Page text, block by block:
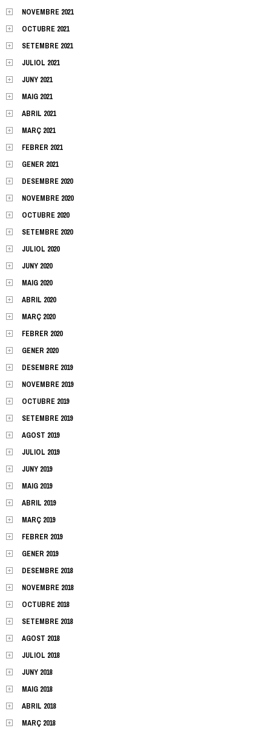
NOVEMBRE 2021
OCTUBRE 2021
SETEMBRE 2021
JULIOL 2021
JUNY 2021
MAIG 2021
ABRIL 2021
MARÇ 2021
FEBRER 2021
GENER 2021
DESEMBRE 2020
NOVEMBRE 2020
OCTUBRE 2020
SETEMBRE 2020
JULIOL 2020
JUNY 2020
MAIG 2020
ABRIL 2020
MARÇ 2020
FEBRER 2020
GENER 2020
DESEMBRE 2019
NOVEMBRE 2019
OCTUBRE 2019
SETEMBRE 2019
AGOST 2019
JULIOL 2019
JUNY 2019
MAIG 2019
ABRIL 2019
MARÇ 2019
FEBRER 2019
GENER 2019
DESEMBRE 2018
NOVEMBRE 2018
OCTUBRE 2018
SETEMBRE 2018
AGOST 2018
JULIOL 2018
JUNY 2018
MAIG 2018
ABRIL 2018
MARÇ 2018